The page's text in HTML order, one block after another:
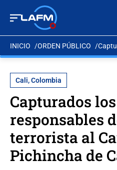
INICIO ORDEN PÚBLICO
Cali, Colombia
Capturados
responsables
terrorista al
Pichincha de